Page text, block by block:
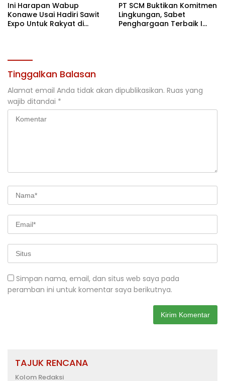
Ini Harapan Wabup
Konawe Usai Hadiri Sawit
Expo Untuk Rakyat di
PT SCM Buktikan Komitmen
Lingkungan, Sabet
Penghargaan Terbaik I
Tinggalkan Balasan
Alamat email Anda tidak akan dipublikasikan. Ruas yang
wajib ditandai *
Simpan nama, email, dan situs web saya pada
peramban ini untuk komentar saya berikutnya.
TAJUK RENCANA
Kolom Redaksi